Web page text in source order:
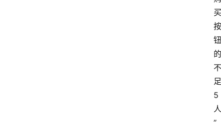
买
按
钮
的
不
足
5
人
”